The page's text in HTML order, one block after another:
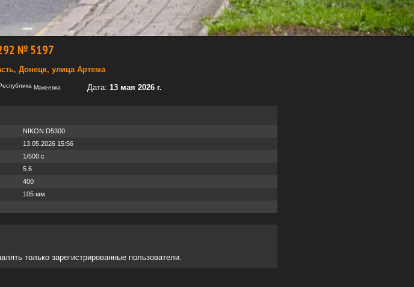
№ 5197
Донецк, улица Артема
МакеевкаДата: 13 мая 2026 г.
NIKON D5300
13.05.2026 15:56
1/500 с
5.6
400
105 мм
только зарегистрированные пользователи.